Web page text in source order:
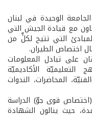
الجامعة الوحيدة في لبنان
مع قيادة الجيش التي
التي تتيح لكلٍّ من
اختصاص الطيران.
على تبادل المعلومات
التعليميّة الأكاديميّة
المحاضرات، الندوات
قوى جوّ) الدراسة
حيث ينالون الشهادة